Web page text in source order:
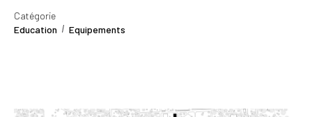
Catégorie
Education
Equipements